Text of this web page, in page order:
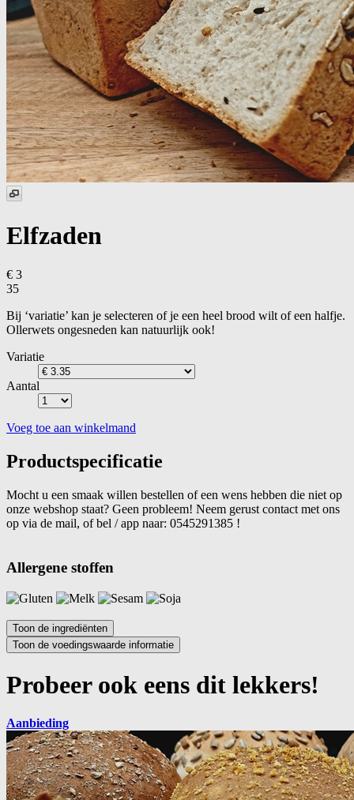
Elfzaden
€ 3
35
Bij ‘variatie’ kan je selecteren of je een heel brood wilt of een halfje.
Ollerwets ongesneden kan natuurlijk ook!
Variatie
Aantal
Voeg toe aan winkelmand
Productspecificatie
Mocht u een smaak willen bestellen of een wens hebben die niet op
onze webshop staat? Geen probleem! Neem gerust contact met ons
op via de mail, of bel / app naar: 0545291385 !
Allergene stoffen
Probeer ook eens dit lekkers!
Aanbieding